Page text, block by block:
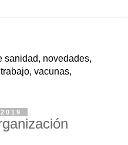
sanidad, novedades,
vacunas,